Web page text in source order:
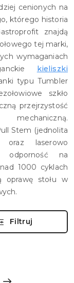
cenionych na
którego historia
znajdą
tej marki,
wymaganiach
kieliszki
typu Tumbler
szkło
przejrzystość
Stem (jednolita
oraz laserowo
odporność na
1000 cyklach
oprawę stołu w
Filtruj